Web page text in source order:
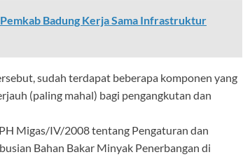
Badung Kerja Sama Infrastruktur
sudah terdapat beberapa komponen yang
(paling mahal) bagi pengangkutan dan
Migas/IV/2008 tentang Pengaturan dan
Bahan Bakar Minyak Penerbangan di